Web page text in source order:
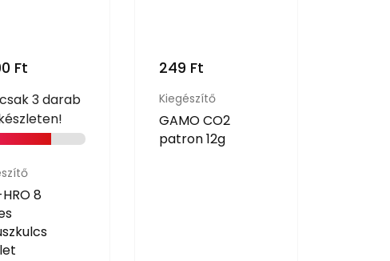
Ft
3 darab
8
249 Ft
Kiegészítő
GAMO CO2
patron 12g